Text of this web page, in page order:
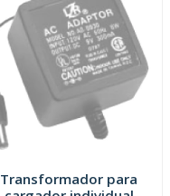
Transformador para